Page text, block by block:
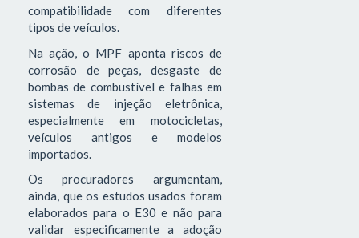
compatibilidade com diferentes
tipos de veículos.
Na ação, o MPF aponta riscos de
corrosão de peças, desgaste de
bombas de combustível e falhas em
sistemas de injeção eletrônica,
especialmente em motocicletas,
veículos antigos e modelos
importados.
Os procuradores argumentam,
ainda, que os estudos usados foram
elaborados para o E30 e não para
validar especificamente a adoção